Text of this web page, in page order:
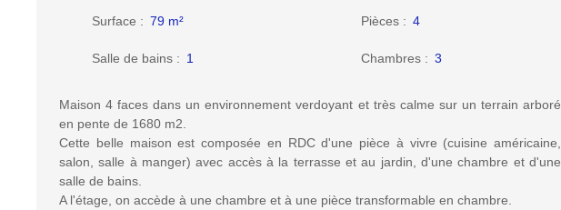
Surface : 79 m² Pièces : 4
Salle de bains : 1 Chambres : 3
Maison 4 faces dans un environnement verdoyant et très calme sur un terrain arboré
en pente de 1680 m2.
Cette belle maison est composée en RDC d'une pièce à vivre (cuisine américaine,
salon, salle à manger) avec accès à la terrasse et au jardin, d'une chambre et d'une
salle de bains.
A l'étage, on accède à une chambre et à une pièce transformable en chambre.